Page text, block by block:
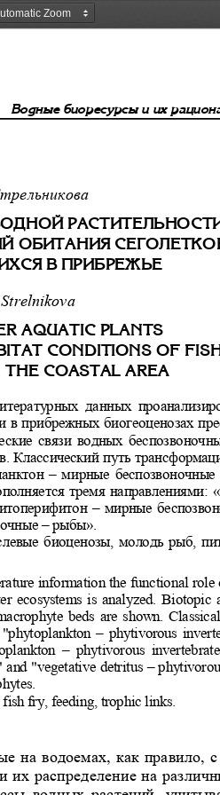
Âîäíûå áèîðåñóðñû è èõ
ÎÁÈÒÀÍÈß
Â ÏÐÈÁÐÅÆÜÅ
AQUATIC PLANTS
CONDITIONS OF
THE COASTAL AREA
данных
в прибрежных биогеоценозах
связи водных
Классический путь
– мирные
тремя направлениями:
– мирные
– рыбы».
биоценозы, молодь рыб, п
e information the functional role
ecosystems is analyzed. Biotopic
ophyte beds are shown.
"phytoplankton – phytivorous
on  –  phytivorous
and "vegetative detritus –
s.
fry, feeding, trophic links.
на водоемах, как правило,
их распределение на